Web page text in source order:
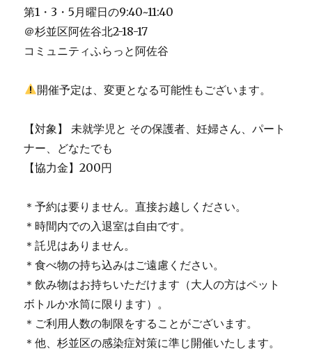
第1・3・5月曜日の9:40~11:40
＠杉並区阿佐谷北2-18-17
コミュニティふらっと阿佐谷
開催予定は、変更となる可能性もございます。
【対象】 未就学児と その保護者、妊婦さん、パート
ナー、どなたでも
【協力金】200円
＊予約は要りません。直接お越しください。
＊時間内での入退室は自由です。
＊託児はありません。
＊食べ物の持ち込みはご遠慮ください。
＊飲み物はお持ちいただけます（大人の方はペット
ボトルか水筒に限ります）。
＊ご利用人数の制限をすることがございます。
＊他、杉並区の感染症対策に準じ開催いたします。